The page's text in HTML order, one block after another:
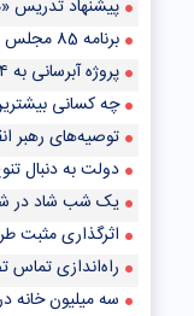
پیشنهاد تدریس
برنامه 85 مجلس احیای شب‌های قدر در سراسر کشور
پروژه آبرسانی به ۱۷۴ روستای خوزستان افتتاح شد/ بهره‌برداری از واحد گازی نیروگاه سیکل ترکیبی دوکوهه
چه کسانی بیشترین یارانه
توصیه‌های رهبر
دولت به دنبال
یک شب شاد در
اثرگذاری مثبت
راه‌اندازی تماس
سه میلیون خانه